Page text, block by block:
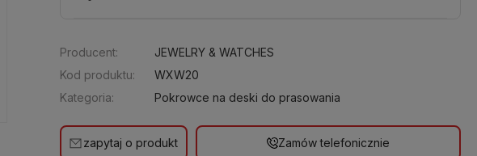
Producent:
JEWELRY & WATCHES
Kod produktu:
WXW20
Kategoria:
Pokrowce na deski do prasowania
zapytaj o produkt Zamów telefonicznie